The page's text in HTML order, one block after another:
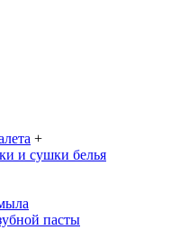
+
и сушки белья
пасты